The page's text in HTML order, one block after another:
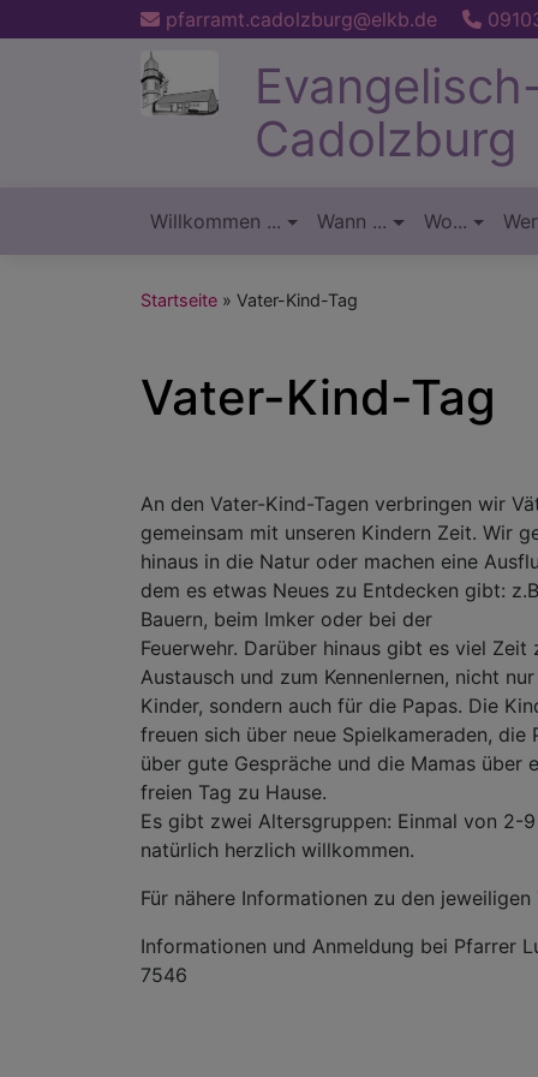
zum
pfarramt.cadolzburg@elkb.de
Cadolzburg
Hauptnavigation
Willkommen ... Wann ... Wo...
Startseite Vater-Kind-Tag
Vater-Kind-Tag
An den Vater-Kind-Tagen verbringen wir
gemeinsam mit unseren Kindern Zeit. Wir
hinaus in die Natur oder machen eine
dem es etwas Neues zu Entdecken gibt:
Bauern, beim Imker oder bei der
Feuerwehr. Darüber hinaus gibt es viel Zeit
Austausch und zum Kennenlernen, nicht
Kinder, sondern auch für die Papas. Die
freuen sich über neue Spielkameraden, die
über gute Gespräche und die Mamas über
freien Tag zu Hause.
Es gibt zwei Altersgruppen: Einmal von 2-
natürlich herzlich willkommen.
Für nähere Informationen zu den
Informationen und Anmeldung bei Pfarrer
7546